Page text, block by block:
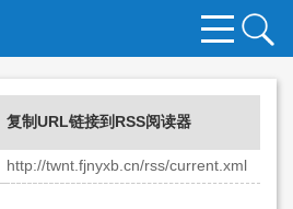
复制URL链接到RSS阅读器
http://twnt.fjnyxb.cn/rss/current.xml